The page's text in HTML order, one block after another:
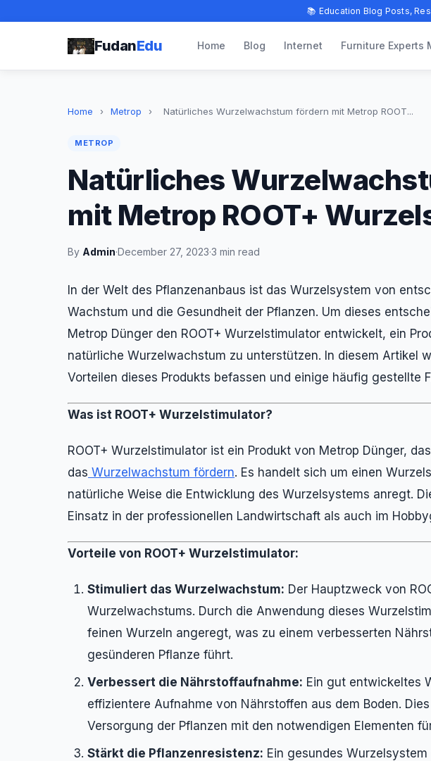
📚 Education Blog Posts,
FudanEdu Home Blog Internet Furniture Experts
Home › Metrop › Natürliches Wurzelwachstum fördern mit Metrop ROOT...
METROP
Natürliches
mit Metrop ROOT+
By Admin·December 27, 2023·3 min read
In der Welt des Pflanzenanbaus ist das Wurzelsystem von
Wachstum und die Gesundheit der Pflanzen. Um dieses
Metrop Dünger den ROOT+ Wurzelstimulator entwickelt, ein
natürliche Wurzelwachstum zu unterstützen. In diesem Artikel
Vorteilen dieses Produkts befassen und einige häufig gestellte
Was ist ROOT+ Wurzelstimulator?
ROOT+ Wurzelstimulator ist ein Produkt von Metrop Dünger,
das Wurzelwachstum fördern. Es handelt sich um einen
natürliche Weise die Entwicklung des Wurzelsystems anregt.
Einsatz in der professionellen Landwirtschaft als auch im
Vorteile von ROOT+ Wurzelstimulator:
Stimuliert das Wurzelwachstum: Der Hauptzweck von
Wurzelwachstums. Durch die Anwendung dieses
feinen Wurzeln angeregt, was zu einem verbesserten
gesünderen Pflanze führt.
Verbessert die Nährstoffaufnahme: Ein gut entwickeltes
effizientere Aufnahme von Nährstoffen aus dem Boden.
Versorgung der Pflanzen mit den notwendigen Elementen
Stärkt die Pflanzenresistenz: Ein gesundes